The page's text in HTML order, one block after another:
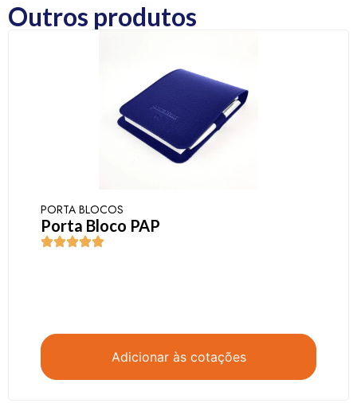
Outros produtos
PORTA BLOCOS
Porta Bloco PAP
Adicionar às cotações